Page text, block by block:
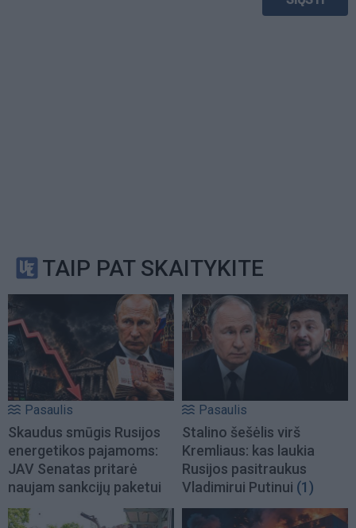
TAIP PAT SKAITYKITE
Pasaulis
Skaudus smūgis Rusijos
energetikos pajamoms:
JAV Senatas pritarė
naujam sankcijų paketui
Pasaulis
Stalino šešėlis virš
Kremliaus: kas laukia
Rusijos pasitraukus
Vladimirui Putinui (1)